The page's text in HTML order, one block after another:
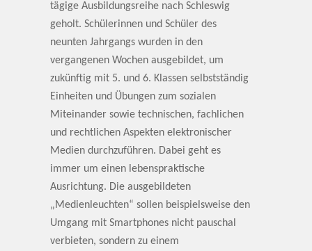
tägige Ausbildungsreihe nach Schleswig
geholt. Schülerinnen und Schüler des
neunten Jahrgangs wurden in den
vergangenen Wochen ausgebildet, um
zukünftig mit 5. und 6. Klassen selbstständig
Einheiten und Übungen zum sozialen
Miteinander sowie technischen, fachlichen
und rechtlichen Aspekten elektronischer
Medien durchzuführen. Dabei geht es
immer um einen lebenspraktische
Ausrichtung. Die ausgebildeten
„Medienleuchten“ sollen beispielsweise den
Umgang mit Smartphones nicht pauschal
verbieten, sondern zu einem